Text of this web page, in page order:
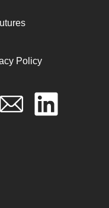
Experience and
Policy